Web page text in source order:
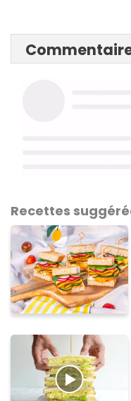
Recettes